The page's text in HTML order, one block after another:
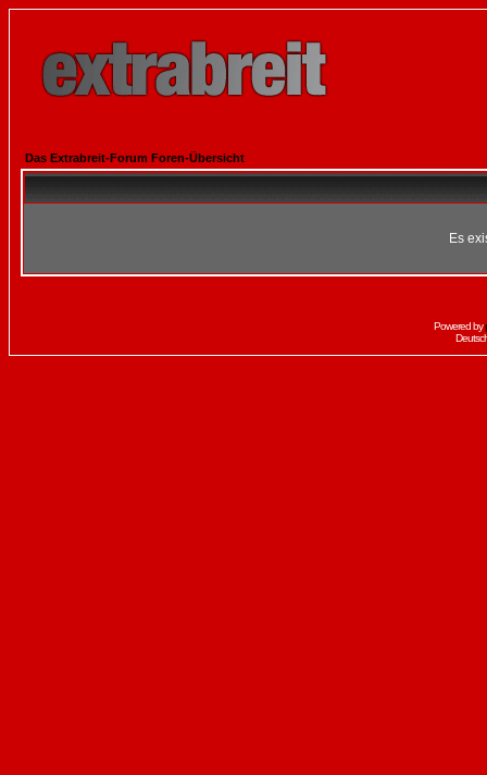
Das Extrabreit-Forum Foren-Übersicht
Es
Powered by